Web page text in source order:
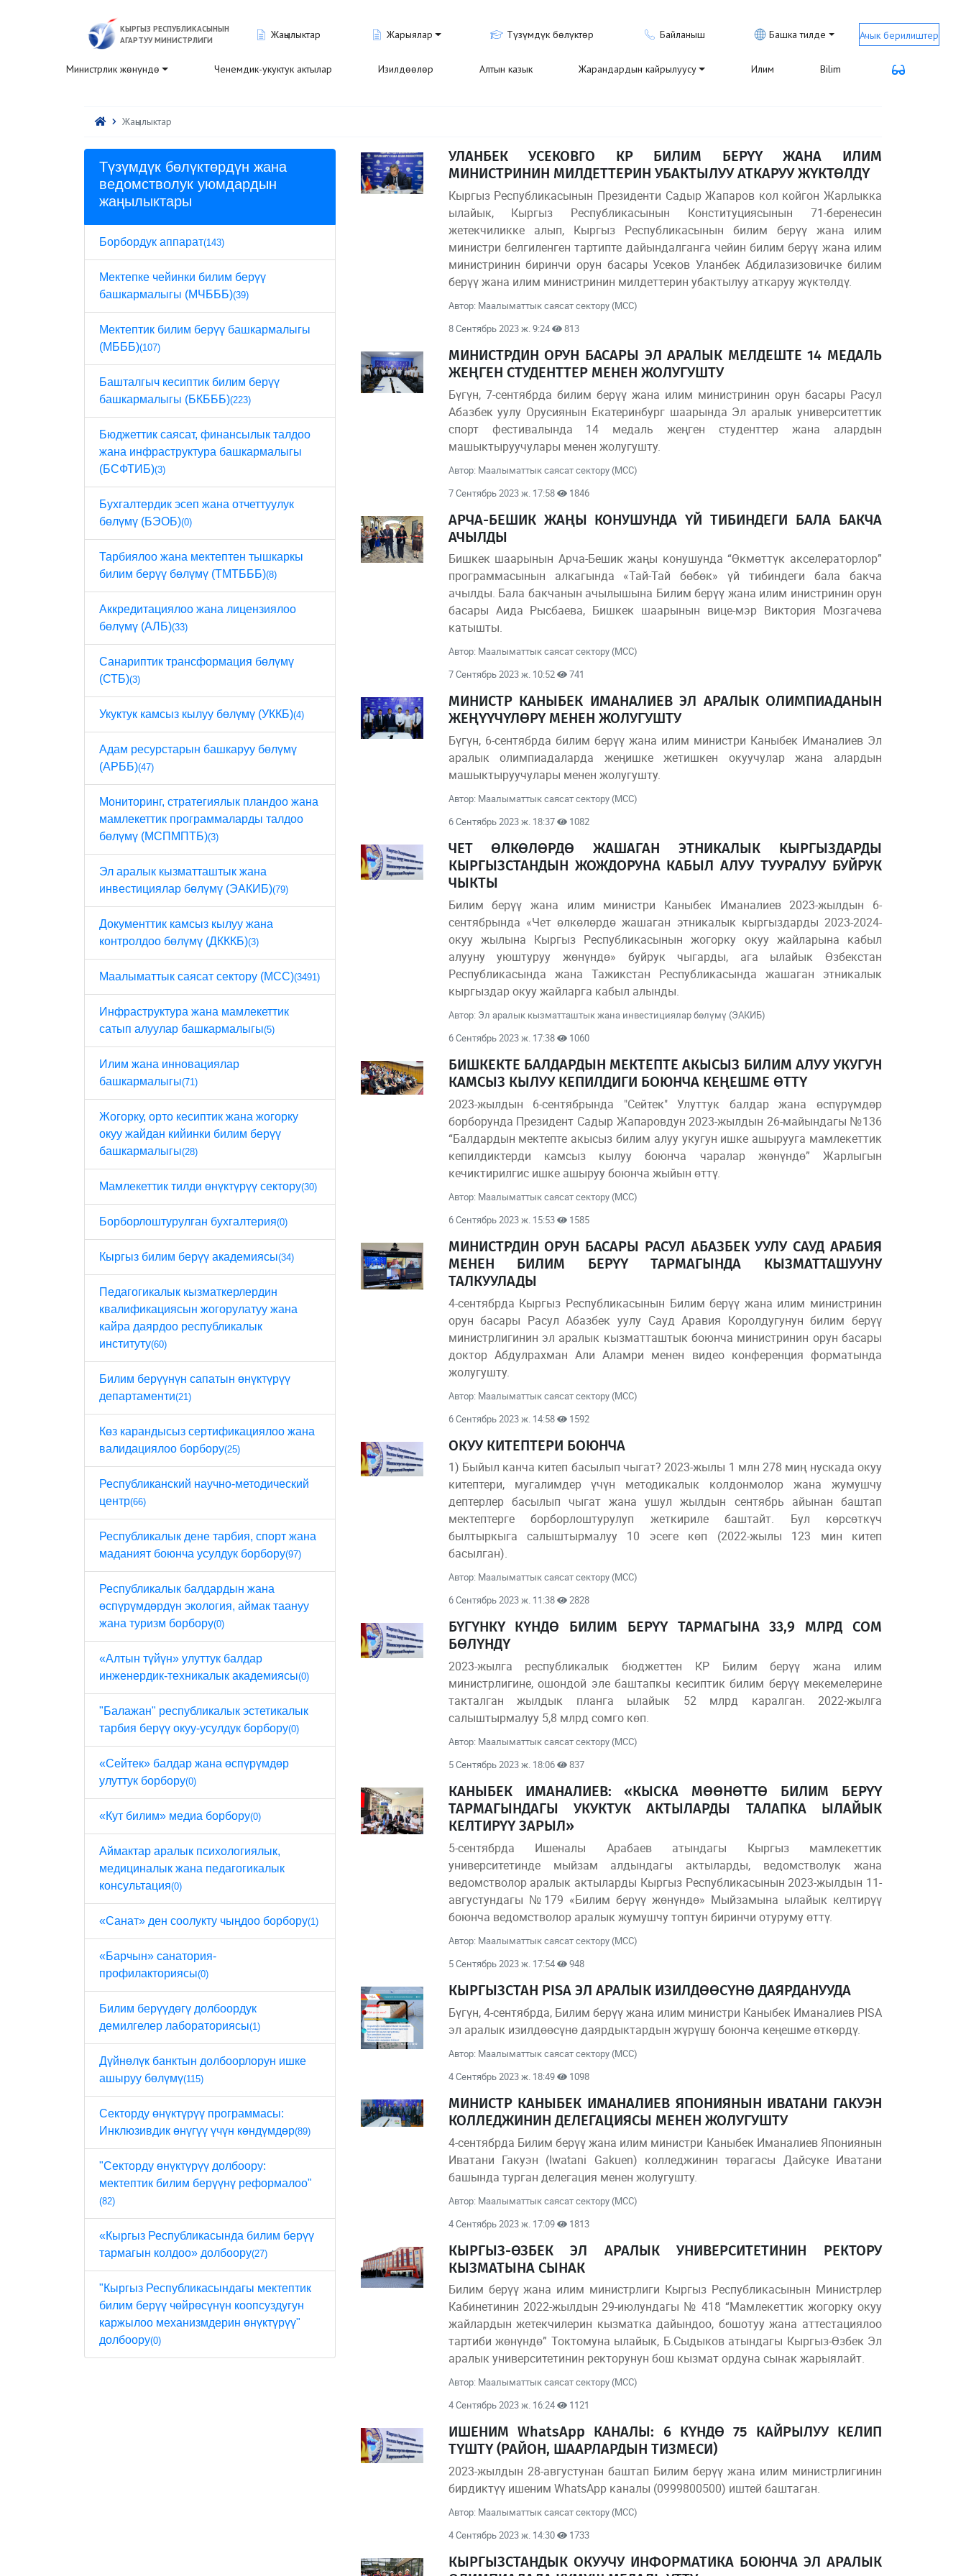
КЫРГЫЗ РЕСПУБЛИКАСЫНЫН
АГАРТУУ МИНИСТРЛИГИ
Жаңылыктар Жарыялар Түзүмдүк бөлүктөр Байланыш Башка тилде Ачык берилиштер
Министрлик жөнүндө Ченемдик-укуктук актылар Изилдөөлөр Алтын казык Жарандардын кайрылуусу Илим Bilim
Жаңылыктар
Түзүмдүк бөлүктөрдүн жана
ведомстволук уюмдардын
жаңылыктары
Борбордук аппарат(143)
Мектепке чейинки билим берүү
башкармалыгы (МЧБББ)(39)
Мектептик билим берүү башкармалыгы
(МБББ)(107)
Башталгыч кесиптик билим берүү
башкармалыгы (БКБББ)(223)
Бюджеттик саясат, финансылык талдоо
жана инфраструктура башкармалыгы
(БСФТИБ)(3)
Бухгалтердик эсеп жана отчеттуулук
бөлүмү (БЭОБ)(0)
Тарбиялоо жана мектептен тышкаркы
билим берүү бөлүмү (ТМТБББ)(8)
Аккредитациялоо жана лицензиялоо
бөлүмү (АЛБ)(33)
Санариптик трансформация бөлүмү
(СТБ)(3)
Укуктук камсыз кылуу бөлүмү (УККБ)(4)
Адам ресурстарын башкаруу бөлүмү
(АРББ)(47)
Мониторинг, стратегиялык пландоо жана
мамлекеттик программаларды талдоо
бөлүмү (МСПМПТБ)(3)
Эл аралык кызматташтык жана
инвестициялар бөлүмү (ЭАКИБ)(79)
Документтик камсыз кылуу жана
контролдоо бөлүмү (ДКККБ)(3)
Маалыматтык саясат сектору (МСС)(3491)
Инфраструктура жана мамлекеттик
сатып алуулар башкармалыгы(5)
Илим жана инновациялар
башкармалыгы(71)
Жогорку, орто кесиптик жана жогорку
окуу жайдан кийинки билим берүү
башкармалыгы(28)
Мамлекеттик тилди өнүктүрүү сектору(30)
Борборлоштурулган бухгалтерия(0)
Кыргыз билим берүү академиясы(34)
Педагогикалык кызматкерлердин
квалификациясын жогорулатуу жана
кайра даярдоо республикалык
институту(60)
Билим берүүнүн сапатын өнүктүрүү
департаменти(21)
Көз карандысыз сертификациялоо жана
валидациялоо борбору(25)
Республиканский научно-методический
центр(66)
Республикалык дене тарбия, спорт жана
маданият боюнча усулдук борбору(97)
Республикалык балдардын жана
өспүрүмдөрдүн экология, аймак таануу
жана туризм борбору(0)
«Алтын түйүн» улуттук балдар
инженердик-техникалык академиясы(0)
"Балажан" республикалык эстетикалык
тарбия берүү окуу-усулдук борбору(0)
«Сейтек» балдар жана өспүрүмдөр
улуттук борбору(0)
«Кут билим» медиа борбору(0)
Аймактар ​​аралык психологиялык,
медициналык жана педагогикалык
консультация(0)
«Санат» ден соолукту чыңдоо борбору(1)
«Барчын» санатория-
профилакториясы(0)
Билим берүүдөгү долбоордук
демилгелер лабораториясы(1)
Дүйнөлүк банктын долбоорлорун ишке
ашыруу бөлүмү(115)
Секторду өнүктүрүү программасы:
Инклюзивдик өнүгүү үчүн көндүмдөр(89)
"Секторду өнүктүрүү долбоору:
мектептик билим берүүнү реформалоо"
(82)
«Кыргыз Республикасында билим берүү
тармагын колдоо» долбоору(27)
"Кыргыз Республикасындагы мектептик
билим берүү чөйрөсүнүн коопсуздугун
каржылоо механизмдерин өнүктүрүү"
долбоору(0)
УЛАНБЕК УСЕКОВГО КР БИЛИМ БЕРҮҮ ЖАНА ИЛИМ
МИНИСТРИНИН МИЛДЕТТЕРИН УБАКТЫЛУУ АТКАРУУ ЖҮКТӨЛДҮ
Кыргыз Республикасынын Президенти Садыр Жапаров кол койгон Жарлыкка
ылайык, Кыргыз Республикасынын Конституциясынын 71-беренесин
жетекчиликке алып, Кыргыз Республикасынын билим берүү жана илим
министри белгиленген тартипте дайындалганга чейин билим берүү жана илим
министринин биринчи орун басары Усеков Уланбек Абдилазизовичке билим
берүү жана илим министринин милдеттерин убактылуу аткаруу жүктөлдү.
Автор: Маалыматтык саясат сектору (МСС)
8 Сентябрь 2023 ж. 9:24
813
МИНИСТРДИН ОРУН БАСАРЫ ЭЛ АРАЛЫК МЕЛДЕШТЕ 14 МЕДАЛЬ
ЖЕҢГЕН СТУДЕНТТЕР МЕНЕН ЖОЛУГУШТУ
Бүгүн, 7-сентябрда билим берүү жана илим министринин орун басары Расул
Абазбек уулу Орусиянын Екатеринбург шаарында Эл аралык университеттик
спорт фестивалында 14 медаль жеңген студенттер жана алардын
машыктыруучулары менен жолугушту.
Автор: Маалыматтык саясат сектору (МСС)
7 Сентябрь 2023 ж. 17:58
1846
АРЧА-БЕШИК ЖАҢЫ КОНУШУНДА ҮЙ ТИБИНДЕГИ БАЛА БАКЧА
АЧЫЛДЫ
Бишкек шаарынын Арча-Бешик жаңы конушунда “Өкмөттүк акселераторлор”
программасынын алкагында «Тай-Тай бөбөк» үй тибиндеги бала бакча
ачылды. Бала бакчанын ачылышына Билим берүү жана илим инистринин орун
басары Аида Рысбаева, Бишкек шаарынын вице-мэр Виктория Мозгачева
катышты.
Автор: Маалыматтык саясат сектору (МСС)
7 Сентябрь 2023 ж. 10:52
741
МИНИСТР КАНЫБЕК ИМАНАЛИЕВ ЭЛ АРАЛЫК ОЛИМПИАДАНЫН
ЖЕҢҮҮЧҮЛӨРҮ МЕНЕН ЖОЛУГУШТУ
Бүгүн, 6-сентябрда билим берүү жана илим министри Каныбек Иманалиев Эл
аралык олимпиадаларда жеңишке жетишкен окуучулар жана алардын
машыктыруучулары менен жолугушту.
Автор: Маалыматтык саясат сектору (МСС)
6 Сентябрь 2023 ж. 18:37
1082
ЧЕТ ӨЛКӨЛӨРДӨ ЖАШАГАН ЭТНИКАЛЫК КЫРГЫЗДАРДЫ
КЫРГЫЗСТАНДЫН ЖОЖДОРУНА КАБЫЛ АЛУУ ТУУРАЛУУ БУЙРУК
ЧЫКТЫ
Билим берүү жана илим министри Каныбек Иманалиев 2023-жылдын 6-
сентябрында «Чет өлкөлөрдө жашаган этникалык кыргыздарды 2023-2024-
окуу жылына Кыргыз Республикасынын жогорку окуу жайларына кабыл
алууну уюштуруу жөнүндө» буйрук чыгарды, ага ылайык Өзбекстан
Республикасында жана Тажикстан Республикасында жашаган этникалык
кыргыздар окуу жайларга кабыл алынды.
Автор: Эл аралык кызматташтык жана инвестициялар бөлүмү (ЭАКИБ)
6 Сентябрь 2023 ж. 17:38
1060
БИШКЕКТЕ БАЛДАРДЫН МЕКТЕПТЕ АКЫСЫЗ БИЛИМ АЛУУ УКУГУН
КАМСЫЗ КЫЛУУ КЕПИЛДИГИ БОЮНЧА КЕҢЕШМЕ ӨТТҮ
2023-жылдын 6-сентябрында "Сейтек" Улуттук балдар жана өспүрүмдөр
борборунда Президент Садыр Жапаровдун 2023-жылдын 26-майындагы №136
“Балдардын мектепте акысыз билим алуу укугун ишке ашырууга мамлекеттик
кепилдиктерди камсыз кылуу боюнча чаралар жөнүндө” Жарлыгын
кечиктирилгис ишке ашыруу боюнча жыйын өттү.
Автор: Маалыматтык саясат сектору (МСС)
6 Сентябрь 2023 ж. 15:53
1585
МИНИСТРДИН ОРУН БАСАРЫ РАСУЛ АБАЗБЕК УУЛУ САУД АРАБИЯ
МЕНЕН БИЛИМ БЕРҮҮ ТАРМАГЫНДА КЫЗМАТТАШУУНУ
ТАЛКУУЛАДЫ
4-сентябрда Кыргыз Республикасынын Билим берүү жана илим министринин
орун басары Расул Абазбек уулу Сауд Аравия Королдугунун билим берүү
министрлигинин эл аралык кызматташтык боюнча министринин орун басары
доктор Абдулрахман Али Аламри менен видео конференция форматында
жолугушту.
Автор: Маалыматтык саясат сектору (МСС)
6 Сентябрь 2023 ж. 14:58
1592
ОКУУ КИТЕПТЕРИ БОЮНЧА
1) Быйыл канча китеп басылып чыгат? 2023-жылы 1 млн 278 миң нускада окуу
китептери, мугалимдер үчүн методикалык колдонмолор жана жумушчу
дептерлер басылып чыгат жана ушул жылдын сентябрь айынан баштап
мектептерге борборлоштурулуп жеткириле баштайт. Бул көрсөткүч
былтыркыга салыштырмалуу 10 эсеге көп (2022-жылы 123 мин китеп
басылган).
Автор: Маалыматтык саясат сектору (МСС)
6 Сентябрь 2023 ж. 11:38
2828
БҮГҮНКҮ КҮНДӨ БИЛИМ БЕРҮҮ ТАРМАГЫНА 33,9 МЛРД СОМ
БӨЛҮНДҮ
2023-жылга республикалык бюджеттен КР Билим берүү жана илим
министрлигине, ошондой эле баштапкы кесиптик билим берүү мекемелерине
такталган жылдык планга ылайык 52 млрд каралган. 2022-жылга
салыштырмалуу 5,8 млрд сомго көп.
Автор: Маалыматтык саясат сектору (МСС)
5 Сентябрь 2023 ж. 18:06
837
КАНЫБЕК ИМАНАЛИЕВ: «КЫСКА МӨӨНӨТТӨ БИЛИМ БЕРҮҮ
ТАРМАГЫНДАГЫ УКУКТУК АКТЫЛАРДЫ ТАЛАПКА ЫЛАЙЫК
КЕЛТИРҮҮ ЗАРЫЛ»
5-сентябрда Ишеналы Арабаев атындагы Кыргыз мамлекеттик
университетинде мыйзам алдындагы актыларды, ведомстволук жана
ведомстволор аралык актыларды Кыргыз Республикасынын 2023-жылдын 11-
августундагы №179 «Билим берүү жөнүндө» Мыйзамына ылайык келтирүү
боюнча ведомстволор аралык жумушчу топтун биринчи отуруму өттү.
Автор: Маалыматтык саясат сектору (МСС)
5 Сентябрь 2023 ж. 17:54
948
КЫРГЫЗСТАН PISA ЭЛ АРАЛЫК ИЗИЛДӨӨСҮНӨ ДАЯРДАНУУДА
Бүгүн, 4-сентябрда, Билим берүү жана илим министри Каныбек Иманалиев PISA
эл аралык изилдөөсүнө даярдыктардын жүрүшү боюнча кеңешме өткөрдү.
Автор: Маалыматтык саясат сектору (МСС)
4 Сентябрь 2023 ж. 18:49
1098
МИНИСТР КАНЫБЕК ИМАНАЛИЕВ ЯПОНИЯНЫН ИВАТАНИ ГАКУЭН
КОЛЛЕДЖИНИН ДЕЛЕГАЦИЯСЫ МЕНЕН ЖОЛУГУШТУ
4-сентябрда Билим берүү жана илим министри Каныбек Иманалиев Япониянын
Иватани Гакуэн (Iwatani Gakuen) колледжинин төрагасы Дайсуке Иватани
башында турган делегация менен жолугушту.
Автор: Маалыматтык саясат сектору (МСС)
4 Сентябрь 2023 ж. 17:09
1813
КЫРГЫЗ-ӨЗБЕК ЭЛ АРАЛЫК УНИВЕРСИТЕТИНИН РЕКТОРУ
КЫЗМАТЫНА СЫНАК
Билим берүү жана илим министрлиги Кыргыз Республикасынын Министрлер
Кабинетинин 2022-жылдын 29-июлундагы № 418 “Мамлекеттик жогорку окуу
жайлардын жетекчилерин кызматка дайындоо, бошотуу жана аттестациялоо
тартиби жөнүндө” Токтомуна ылайык, Б.Сыдыков атындагы Кыргыз-Өзбек Эл
аралык университетинин ректорунун бош кызмат ордуна сынак жарыялайт.
Автор: Маалыматтык саясат сектору (МСС)
4 Сентябрь 2023 ж. 16:24
1121
ИШЕНИМ WhatsApp КАНАЛЫ: 6 КҮНДӨ 75 КАЙРЫЛУУ КЕЛИП
ТҮШТҮ (РАЙОН, ШААРЛАРДЫН ТИЗМЕСИ)
2023-жылдын 28-августунан баштап Билим берүү жана илим министрлигинин
бирдиктүү ишеним WhatsApp каналы (0999800500) иштей баштаган.
Автор: Маалыматтык саясат сектору (МСС)
4 Сентябрь 2023 ж. 14:30
1733
КЫРГЫЗСТАНДЫК ОКУУЧУ ИНФОРМАТИКА БОЮНЧА ЭЛ АРАЛЫК